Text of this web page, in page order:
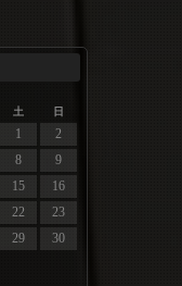
土 日
1
2
8
9
15
16
22
23
29
30